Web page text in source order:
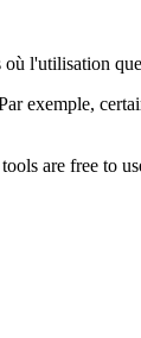
l'utilisation
exemple,
are free to